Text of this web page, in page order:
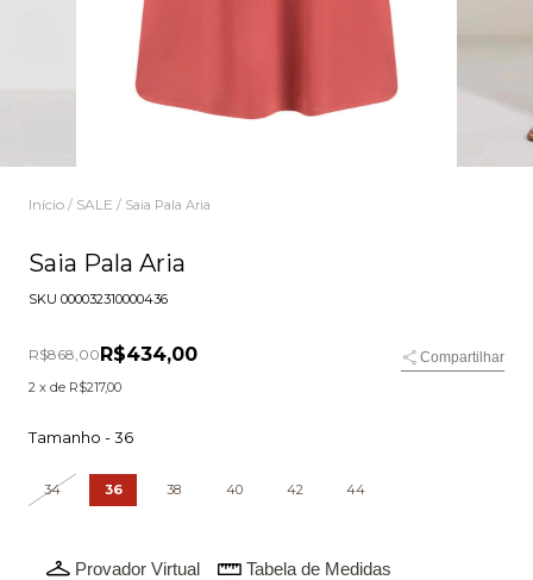
Início / SALE / Saia Pala Aria
Saia Pala Aria
SKU 000032310000436
R$868,00 R$434,00
Compartilhar
2 x de R$217,00
Tamanho -36
34 36 38 40 42 44
Provador Virtual Tabela de Medidas